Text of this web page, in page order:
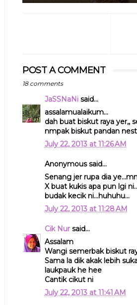
POST A COMMENT
18 comments
JaSSNaNisaid...
assalamualaikum...
dah buat biskut raya yer,,
nmpak biskut pandan
July 22, 2013 at 11:26 AM
Anonymous said...
Senang jer rupa dia
X buat kukis apa pun lgi
budak kecik ni...huhuhu...
July 22, 2013 at 11:28 AM
Cik Nursaid...
Assalam
Wangi semerbak biskut
Sama la dik akak lebih
laukpauk he hee
Cantik cikut ni
July 22, 2013 at 11:41 AM